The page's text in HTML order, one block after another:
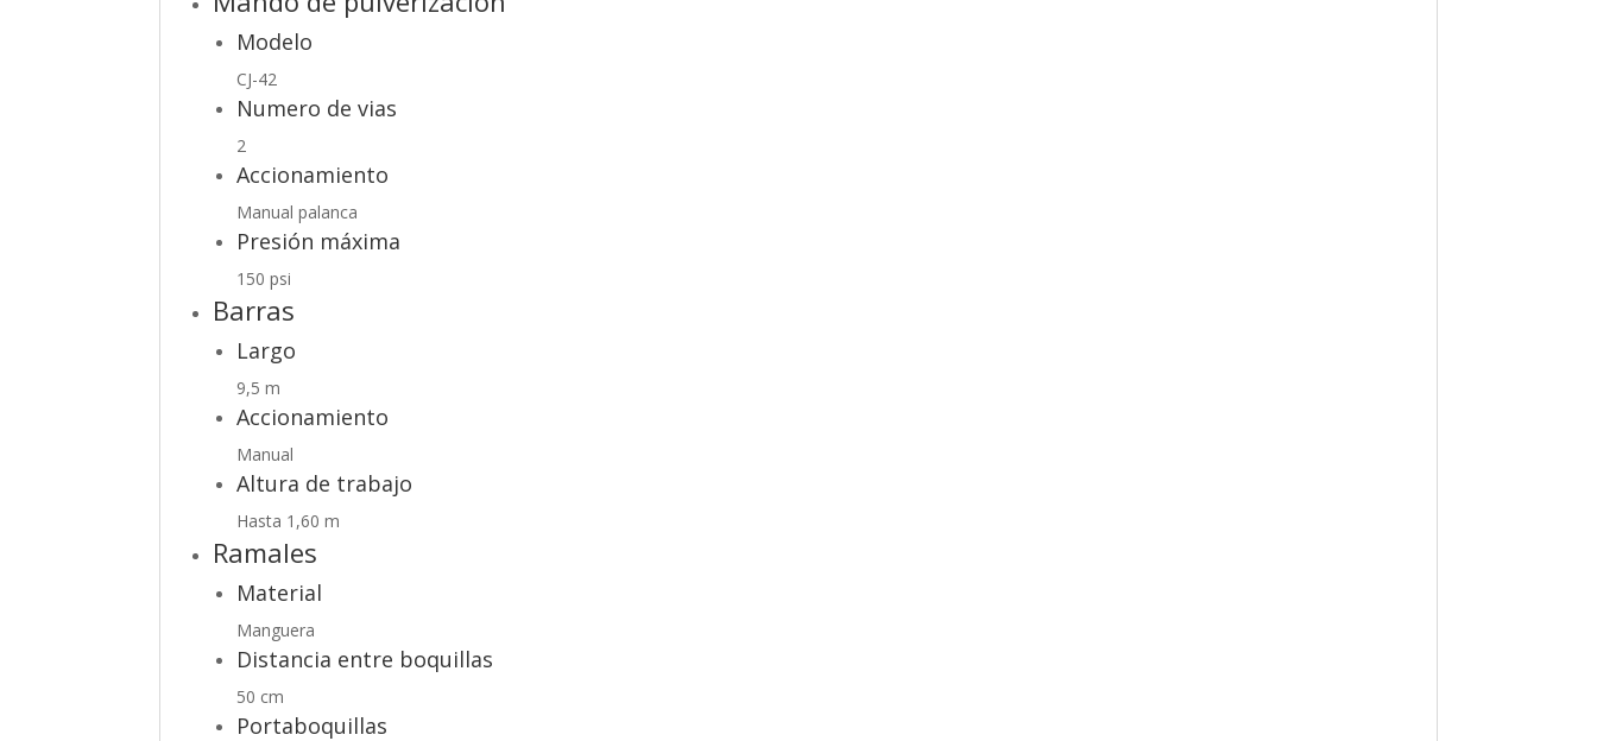
Modelo
CJ-42
Numero de vias
2
Accionamiento
Manual palanca
Presión máxima
150 psi
Barras
Largo
9,5 m
Accionamiento
Manual
Altura de trabajo
Hasta 1,60 m
Ramales
Material
Manguera
Distancia entre boquillas
50 cm
Portaboquillas